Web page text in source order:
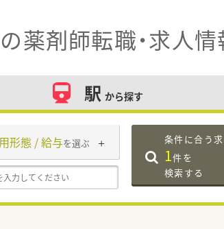
の薬剤師転職・求人
駅 から探す
形態 / 給与を選ぶ 条件に合う
1件を
検索する